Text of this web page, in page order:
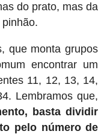
do prato, mas da
que monta grupos
encontrar um
11, 12, 13, 14,
Lembramos que,
basta dividir
pelo número de